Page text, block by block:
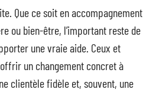
Que ce soit en accompagnement
ou bien-être, l’important reste de
une vraie aide. Ceux et
un changement concret à
clientèle fidèle et, souvent, une